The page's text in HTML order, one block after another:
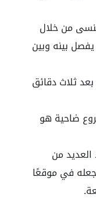
من خلال
بينه وبين
ثلاث دقائق
ضاحية هو
من
في موقعًا